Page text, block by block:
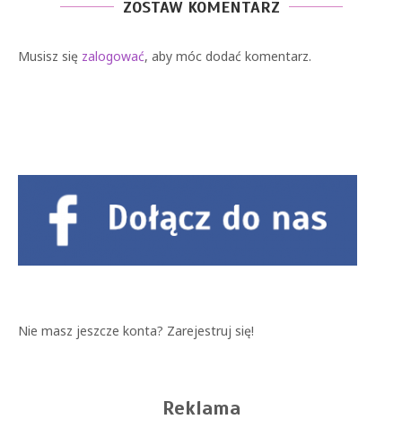
ZOSTAW KOMENTARZ
Musisz się zalogować, aby móc dodać komentarz.
Nie masz jeszcze konta? Zarejestruj się!
Reklama